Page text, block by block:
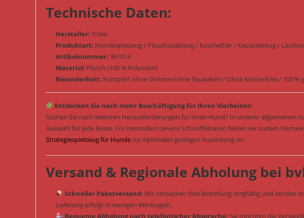
Technische Daten:
Hersteller: Trixie
Produktart: Hundespielzeug / Plüschspielzeug / Kuscheltier / Kauspielzeug /
Artikelnummer: 361014
Material: Plüsch (100 % Polyester)
Besonderheit: Komplett ohne Stimme (ohne Squeaker) / Ohne Knisterfolie / 100 %
Entdecken Sie noch mehr Beschäftigung für Ihren Vierbeiner:
Suchen Sie nach weiteren Herausforderungen für Ihren Hund? In unserer allgemeinen
Auswahl für jede Rasse. Für besonders clevere Schnüffelnasen bieten wir zudem
Strategiespielzeug für Hundezur optimalen geistigen Auslastung an.
Versand & Regionale Abholung bei
Schneller Paketversand: Wir verpacken Ihre Bestellung sorgfältig und senden
Lieferung erfolgt in wenigen Werktagen.
Bequeme Abholung nach telefonischer Absprache: Sie möchten die